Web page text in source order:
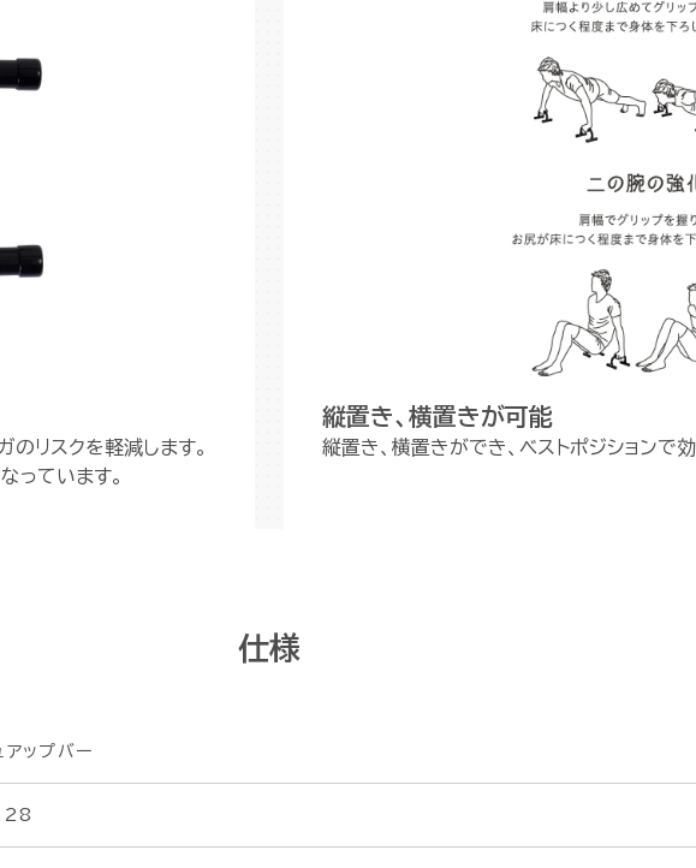
リスクを軽減します。
っています。
縦置き、横置きが可能
縦置き、横置きができ、ベストポジションで
仕様
アップバー